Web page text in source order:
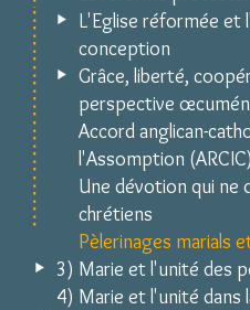
L'Eglise réformée et
conception
Grâce, liberté,
perspective
Accord anglican-
l'Assomption (ARCIC)
Une dévotion qui ne
chrétiens
Pèlerinages marials
3) Marie et l'unité des
4) Marie et l'unité dans